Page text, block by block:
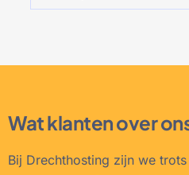
Wat klanten over
Bij Drechthosting zijn we